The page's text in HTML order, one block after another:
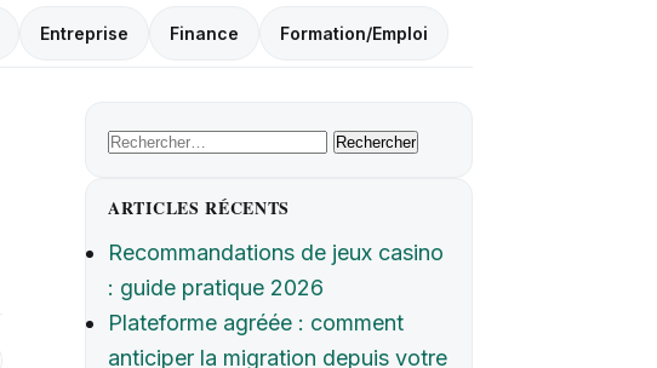
Entreprise Finance Formation/Emploi
Rechercher :
ARTICLES RÉCENTS
Recommandations de jeux casino
: guide pratique 2026
Plateforme agréée : comment
anticiper la migration depuis votre